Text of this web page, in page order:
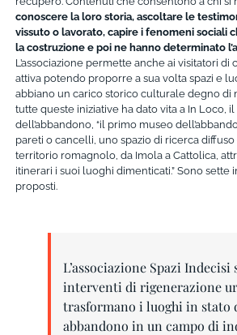
conoscere la loro storia, ascoltare le
vissuto o lavorato, capire i fenomeni sociali
la costruzione e poi ne hanno determinato
L’associazione permette anche ai visitatori
attiva potendo proporre a sua volta spazi e
abbiano un carico storico culturale degno di
tutte queste iniziative ha dato vita a In Loco,
dell’abbandono, “il primo museo
pareti o cancelli, uno spazio di ricerca
territorio romagnolo, da Imola a Cattolica,
itinerari i suoi luoghi dimenticati.” Sono sette
proposti.
L’associazione Spazi
interventi di rigenerazione
trasformano i luoghi in stato
abbandono in un campo di